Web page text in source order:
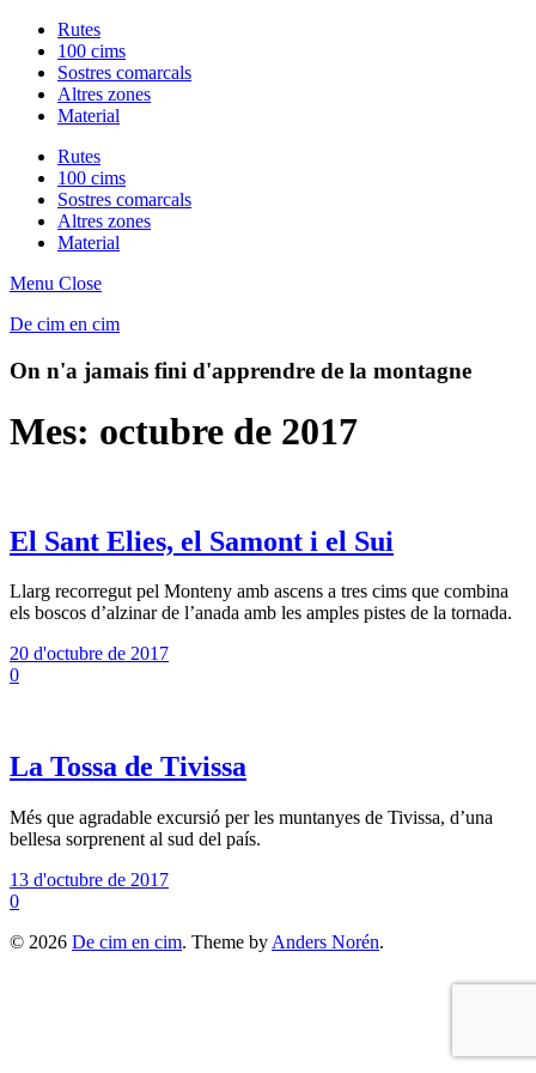
Rutes
100 cims
Sostres comarcals
Altres zones
Material
Rutes
100 cims
Sostres comarcals
Altres zones
Material
Menu Close
De cim en cim
On n'a jamais fini d'apprendre de la montagne
Mes: octubre de 2017
El Sant Elies, el Samont i el Sui
Llarg recorregut pel Monteny amb ascens a tres cims que combina
els boscos d’alzinar de l’anada amb les amples pistes de la tornada.
20 d'octubre de 2017
0
La Tossa de Tivissa
Més que agradable excursió per les muntanyes de Tivissa, d’una
bellesa sorprenent al sud del país.
13 d'octubre de 2017
0
© 2026 De cim en cim. Theme by Anders Norén.